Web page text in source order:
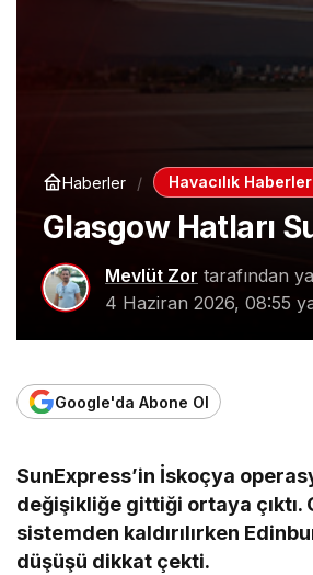
Haberler Havacılık
Glasgow Hatları
Mevlüt Zor tarafından
4 Haziran 2026, 08:55
Google'da Abone Ol
SunExpress’in İskoçya
değişikliğe gittiği ortaya çıktı.
sistemden kaldırılırken
düşüşü dikkat çekti.